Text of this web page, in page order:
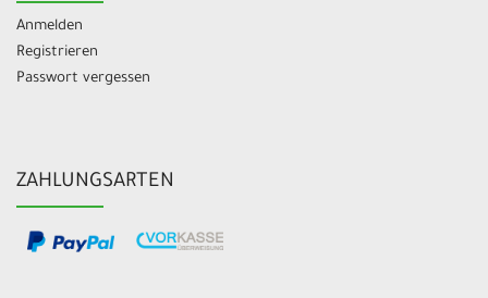
Anmelden
Registrieren
Passwort vergessen
ZAHLUNGSARTEN